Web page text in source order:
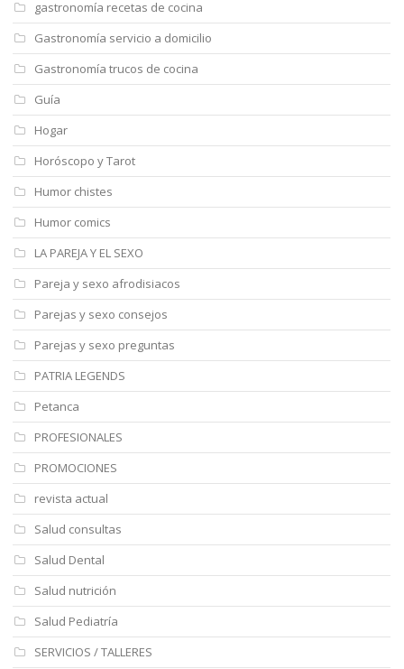
gastronomía recetas de cocina
Gastronomía servicio a domicilio
Gastronomía trucos de cocina
Guía
Hogar
Horóscopo y Tarot
Humor chistes
Humor comics
LA PAREJA Y EL SEXO
Pareja y sexo afrodisiacos
Parejas y sexo consejos
Parejas y sexo preguntas
PATRIA LEGENDS
Petanca
PROFESIONALES
PROMOCIONES
revista actual
Salud consultas
Salud Dental
Salud nutrición
Salud Pediatría
SERVICIOS / TALLERES